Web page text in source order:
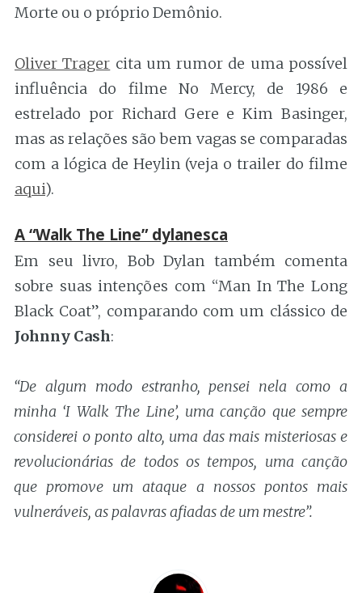
Morte ou o próprio Demônio.
Oliver Trager cita um rumor de uma possível
influência do filme No Mercy, de 1986 e
estrelado por Richard Gere e Kim Basinger,
mas as relações são bem vagas se comparadas
com a lógica de Heylin (veja o trailer do filme
aqui).
A “Walk The Line” dylanesca
Em seu livro, Bob Dylan também comenta
sobre suas intenções com “Man In The Long
Black Coat”, comparando com um clássico de
Johnny Cash:
“De algum modo estranho, pensei nela como a
minha ‘I Walk The Line’, uma canção que sempre
considerei o ponto alto, uma das mais misteriosas e
revolucionárias de todos os tempos, uma canção
que promove um ataque a nossos pontos mais
vulneráveis, as palavras afiadas de um mestre”.